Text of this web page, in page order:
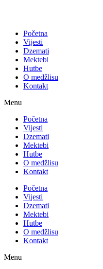
Početna
Vijesti
Dzemati
Mektebi
Hutbe
O medžlisu
Kontakt
Menu
Početna
Vijesti
Dzemati
Mektebi
Hutbe
O medžlisu
Kontakt
Početna
Vijesti
Dzemati
Mektebi
Hutbe
O medžlisu
Kontakt
Menu